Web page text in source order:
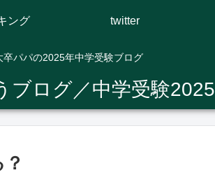
卒パパの2025年中学受験ブログ
ブログ／中学受験2025
ング twitter